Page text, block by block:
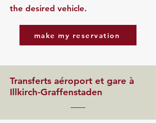
the desired vehicle.
make my reservation
Transferts aéroport et gare à
Illkirch-Graffenstaden